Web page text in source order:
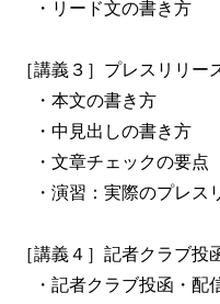
・リード文の書き方
［講義３］プレスリリー
・本文の書き方
・中見出しの書き方
・文章チェックの要点
・演習：実際のプレス
［講義４］記者クラブ投
・記者クラブ投函・配